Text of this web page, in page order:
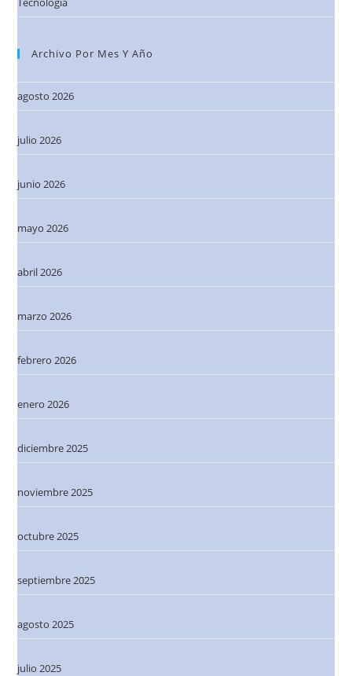
Archivo Por Mes Y Año
agosto 2026
julio 2026
junio 2026
mayo 2026
abril 2026
marzo 2026
febrero 2026
enero 2026
diciembre 2025
noviembre 2025
octubre 2025
septiembre 2025
agosto 2025
julio 2025